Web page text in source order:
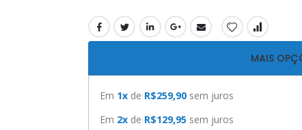
MAIS
Em 1x de R$259,90 sem juros
Em 2x de R$129,95 sem juros